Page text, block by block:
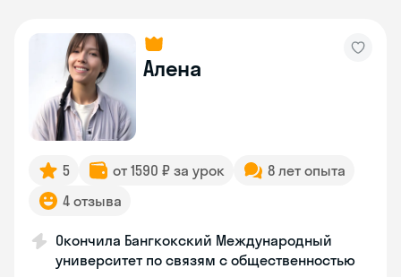
Алена
5 от 1590 ₽ за урок
8 лет опыта
4 отзыва
Окончила Бангкокский Международный
университет по связям с общественностью